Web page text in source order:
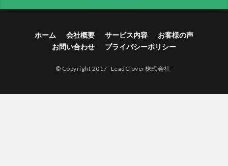
ホーム 会社概要 サービス内容
お客様の声
お問い合わせ
プライバシーポリシー
© Copyright 2017 -LeadClover株式会社-